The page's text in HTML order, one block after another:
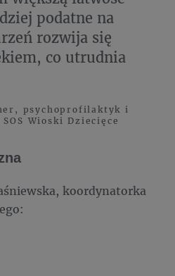
podatne na
rozwija się
co utrudnia
psychoprofilaktyk i
Wioski Dziecięce
koordynatorka